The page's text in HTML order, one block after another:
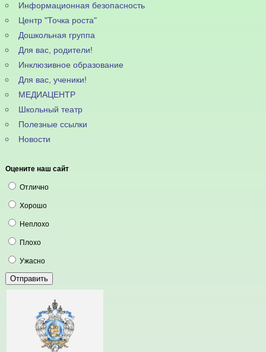
Информационная безопасность
Центр "Точка роста"
Дошкольная группа
Для вас, родители!
Инклюзивное образование
Для вас, ученики!
МЕДИАЦЕНТР
Школьный театр
Полезные ссылки
Новости
Оцените наш сайт
Отлично
Хорошо
Неплохо
Плохо
Ужасно